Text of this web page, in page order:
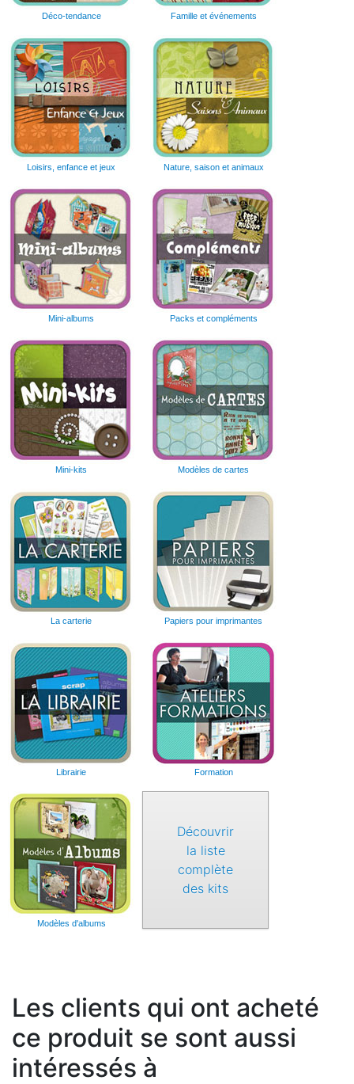
Déco-tendance Famille et événements
Loisirs, enfance et jeux Nature, saison et animaux
Mini-albums Packs et compléments
Mini-kits Modèles de cartes
La carterie Papiers pour imprimantes
Librairie Formation
Modèles d'albums
Découvrir
la liste
complète
des kits
Les clients qui ont acheté
ce produit se sont aussi
intéressés à